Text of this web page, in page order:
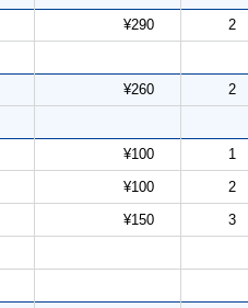
¥290 2
¥260 2
¥100 1
¥100 2
¥150 3